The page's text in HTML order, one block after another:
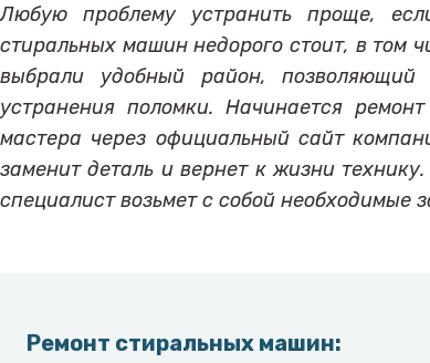
Любую проблему устранить проще,
стиральных машин недорого стоит, в том
выбрали удобный район,
устранения поломки. Начинается
мастера через официальный сайт
заменит деталь и вернет к жизни
специалист возьмет с собой необходимые
Ремонт стиральных машин: